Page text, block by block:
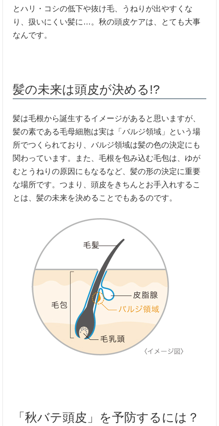
とハリ・コシの低下や抜け毛、うねりが出やすくな
り、扱いにくい髪に…。秋の頭皮ケアは、とても大事
なんです。
髪の未来は頭皮が決める!?
髪は毛根から誕生するイメージがあると思いますが、
髪の素である毛母細胞は実は「バルジ領域」という場
所でつくられており、バルジ領域は髪の色の決定にも
関わっています。また、毛根を包み込む毛包は、 ゆが
むとうねりの原因にもなるなど、髪の形の決定に重要
な場所です。つまり、頭皮をきちんとお手入れするこ
とは、髪の未来を決めることでもあるのです。
「秋バテ頭皮」を予防するには？